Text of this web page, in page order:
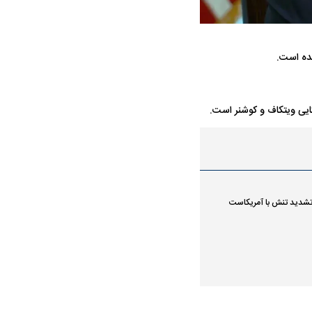
است.
ویتکاف و کوشنر است.
تشدید تنش با آمریکاست
| پهپاد انتحاری